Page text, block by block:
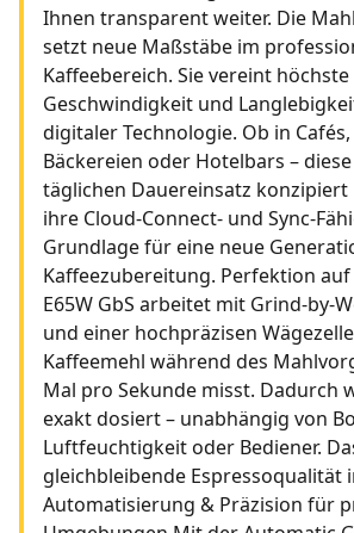
Ihnen transparent weiter. Die
setzt neue Maßstäbe im
Kaffeebereich. Sie vereint
Geschwindigkeit und
digitaler Technologie. Ob in
Bäckereien oder Hotelbars –
täglichen Dauereinsatz
ihre Cloud-Connect- und Sync-
Grundlage für eine neue
Kaffeezubereitung. Perfektion
E65W GbS arbeitet mit Grind-by-
und einer hochpräzisen
Kaffeemehl während des
Mal pro Sekunde misst. Dadurch
exakt dosiert – unabhängig von
Luftfeuchtigkeit oder Bediener.
gleichbleibende Espressoqualität
Automatisierung & Präzision für